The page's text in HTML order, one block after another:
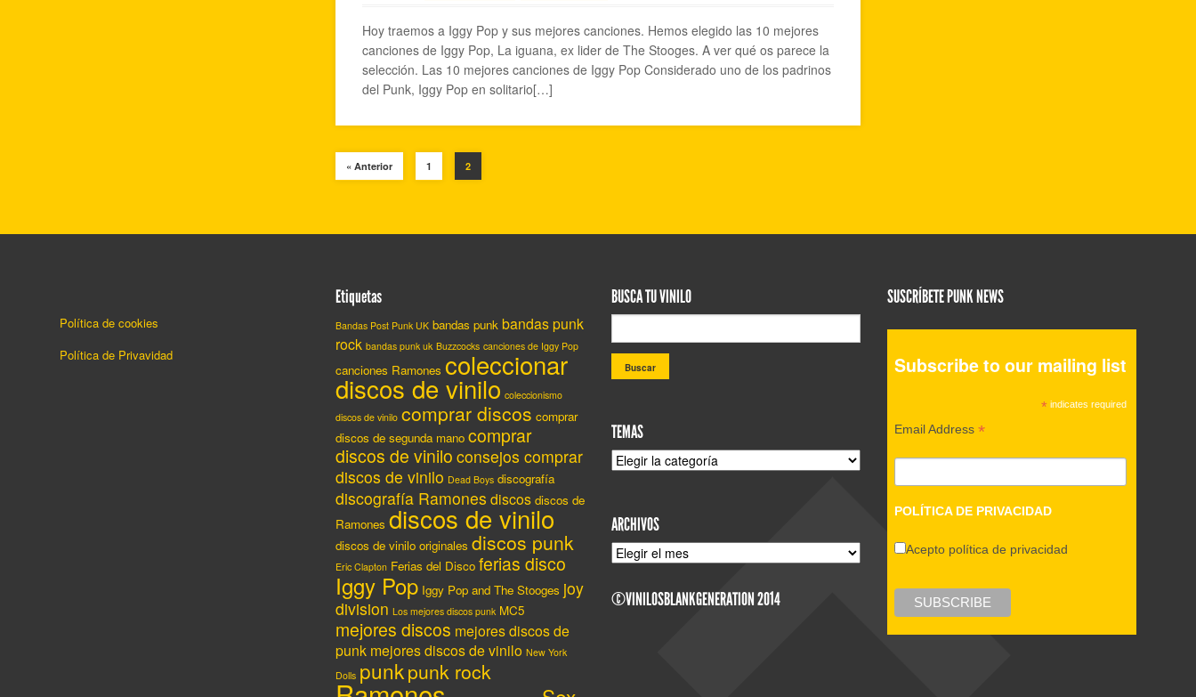
Hoy traemos a Iggy Pop y sus mejores canciones. Hemos elegido las 10 mejores
canciones de Iggy Pop, La iguana, ex lider de The Stooges. A ver qué os parece la
selección. Las 10 mejores canciones de Iggy Pop Considerado uno de los padrinos
del Punk, Iggy Pop en solitario[…]
« Anterior 1 2
Política de cookies
Política de Privavidad
Etiquetas
Bandas Post Punk UK bandas punk bandas punk
rock bandas punk uk Buzzcocks canciones de Iggy Pop
canciones Ramones coleccionar
discos de vinilo coleccionismo
discos de vinilo comprar discos comprar
discos de segunda mano comprar
discos de vinilo consejos comprar
discos de vinilo Dead Boys discografía
discografía Ramones discos discos de
Ramones discos de vinilo
discos de vinilo originales discos punk
Eric Clapton Ferias del Disco ferias disco
Iggy Pop Iggy Pop and The Stooges joy
division Los mejores discos punk MC5
mejores discos mejores discos de
punk mejores discos de vinilo New York
Dolls punkpunk rock
BUSCA TU VINILO
TEMAS
TEMAS
ARCHIVOS
ARCHIVOS
©VINILOSBLANKGENERATION 2014
SUSCRÍBETE PUNK NEWS
Subscribe to our mailing list
* indicates required
Email Address*
POLÍTICA DE PRIVACIDAD
Acepto política de privacidad